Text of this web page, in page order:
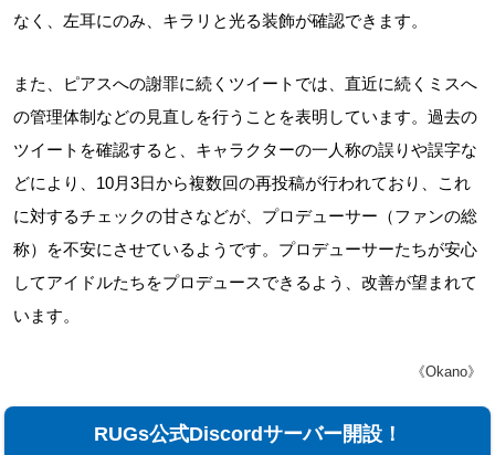
なく、左耳にのみ、キラリと光る装飾が確認できます。
また、ピアスへの謝罪に続くツイートでは、直近に続くミスへ
の管理体制などの見直しを行うことを表明しています。過去の
ツイートを確認すると、キャラクターの一人称の誤りや誤字な
どにより、10月3日から複数回の再投稿が行われており、これ
に対するチェックの甘さなどが、プロデューサー（ファンの総
称）を不安にさせているようです。プロデューサーたちが安心
してアイドルたちをプロデュースできるよう、改善が望まれて
います。
《Okano》
RUGs公式Discordサーバー開設！